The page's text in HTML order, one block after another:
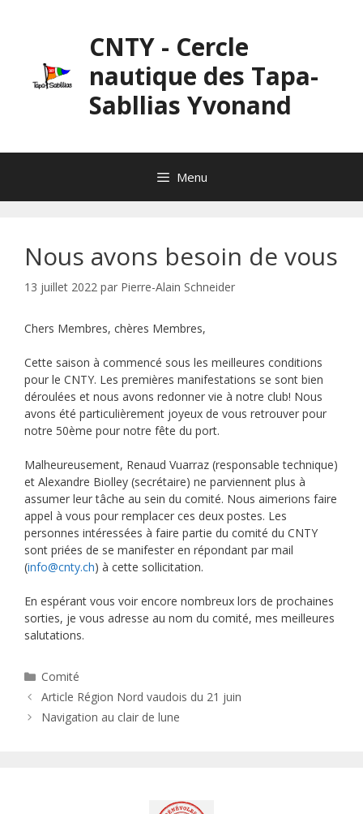
CNTY - Cercle
nautique des Tapa-
Sabllias Yvonand
Menu
Nous avons besoin de vous
13 juillet 2022 par Pierre-Alain Schneider
Chers Membres, chères Membres,
Cette saison à commencé sous les meilleures conditions
pour le CNTY. Les premières manifestations se sont bien
déroulées et nous avons redonner vie à notre club! Nous
avons été particulièrement joyeux de vous retrouver pour
notre 50ème pour notre fête du port.
Malheureusement, Renaud Vuarraz (responsable technique)
et Alexandre Biolley (secrétaire) ne parviennent plus à
assumer leur tâche au sein du comité. Nous aimerions faire
appel à vous pour remplacer ces deux postes. Les
personnes intéressées à faire partie du comité du CNTY
sont priées de se manifester en répondant par mail
(info@cnty.ch) à cette sollicitation.
En espérant vous voir encore nombreux lors de prochaines
sorties, je vous adresse au nom du comité, mes meilleures
salutations.
Catégories
Comité
Article Région Nord vaudois du 21 juin
Navigation au clair de lune